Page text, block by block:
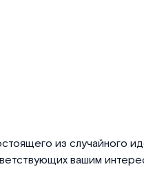
из случайного
вашим